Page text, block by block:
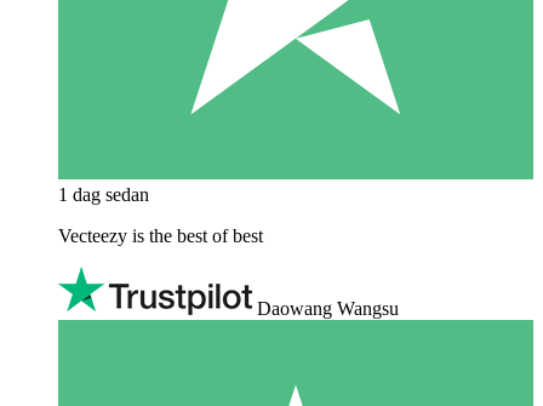
1 dag sedan
Vecteezy is the best of best
Daowang Wangsu